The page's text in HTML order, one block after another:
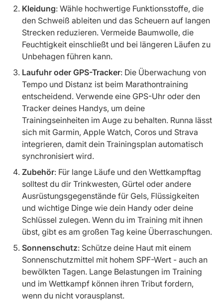
Kleidung: Wähle hochwertige Funktionsstoffe, die
den Schweiß ableiten und das Scheuern auf langen
Strecken reduzieren. Vermeide Baumwolle, die
Feuchtigkeit einschließt und bei längeren Läufen zu
Unbehagen führen kann.
Laufuhr oder GPS-Tracker: Die Überwachung von
Tempo und Distanz ist beim Marathontraining
entscheidend. Verwende eine GPS-Uhr oder den
Tracker deines Handys, um deine
Trainingseinheiten im Auge zu behalten. Runna lässt
sich mit Garmin, Apple Watch, Coros und Strava
integrieren, damit dein Trainingsplan automatisch
synchronisiert wird.
Zubehör: Für lange Läufe und den Wettkampftag
solltest du dir Trinkwesten, Gürtel oder andere
Ausrüstungsgegenstände für Gels, Flüssigkeiten
und wichtige Dinge wie dein Handy oder deine
Schlüssel zulegen. Wenn du im Training mit ihnen
übst, gibt es am großen Tag keine Überraschungen.
Sonnenschutz: Schütze deine Haut mit einem
Sonnenschutzmittel mit hohem SPF-Wert - auch an
bewölkten Tagen. Lange Belastungen im Training
und im Wettkampf können ihren Tribut fordern,
wenn du nicht vorausplanst.